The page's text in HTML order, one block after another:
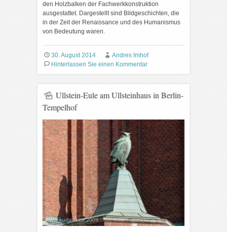
den Holzbalken der Fachwerkkonstruktion
ausgestattet. Dargestellt sind Bildgeschichten, die
in der Zeit der Renaissance und des Humanismus
von Bedeutung waren.
30. August 2014
Andres Imhof
Hinterlassen Sie einen Kommentar
Ullstein-Eule am Ullsteinhaus in Berlin-
Tempelhof